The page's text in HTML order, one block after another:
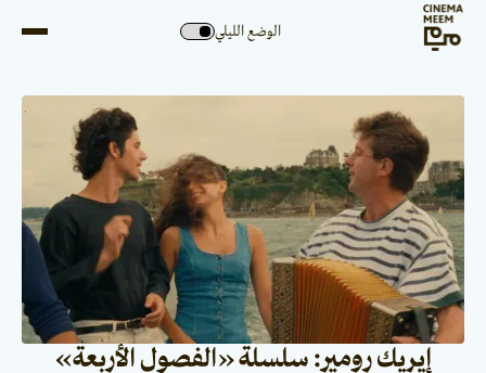
الوضع الليلي
إيريك رومير: سلسلة «الفصول الأربعة»